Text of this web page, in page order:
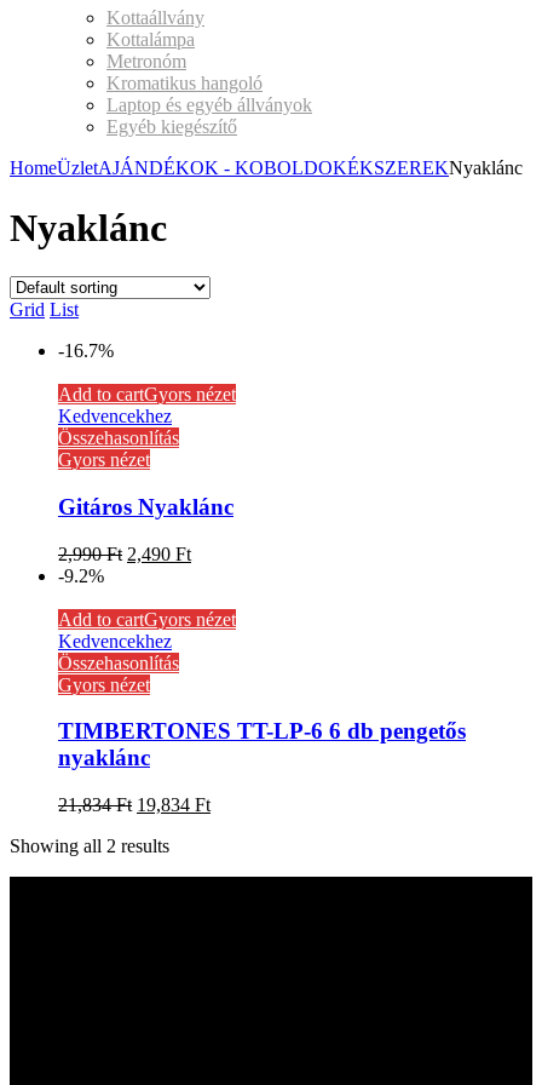
Kottaállvány
Kottalámpa
Metronóm
Kromatikus hangoló
Laptop és egyéb állványok
Egyéb kiegészítő
HomeÜzletAJÁNDÉKOK - KOBOLDOKÉKSZEREKNyaklánc
Nyaklánc
Grid List
-16.7%
Add to cartGyors nézet
Kedvencekhez
Összehasonlítás
Gyors nézet
Gitáros Nyaklánc
2,990Ft 2,490 Ft
-9.2%
Add to cartGyors nézet
Kedvencekhez
Összehasonlítás
Gyors nézet
TIMBERTONES TT-LP-6 6 db pengetős
nyaklánc
21,834Ft 19,834 Ft
Showing all 2 results